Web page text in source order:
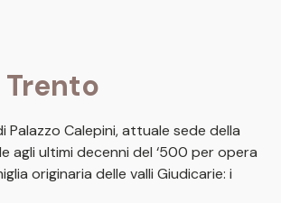
Palazzo Calepini, attuale sede della
agli ultimi decenni del ‘500 per opera
originaria delle valli Giudicarie: i